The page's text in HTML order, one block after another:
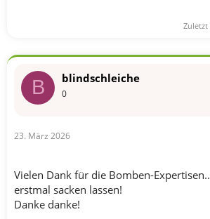
Zuletzt
B blindschleiche
0
23. März 2026
Vielen Dank für die Bomben-
erstmal sacken lassen!
Danke danke!